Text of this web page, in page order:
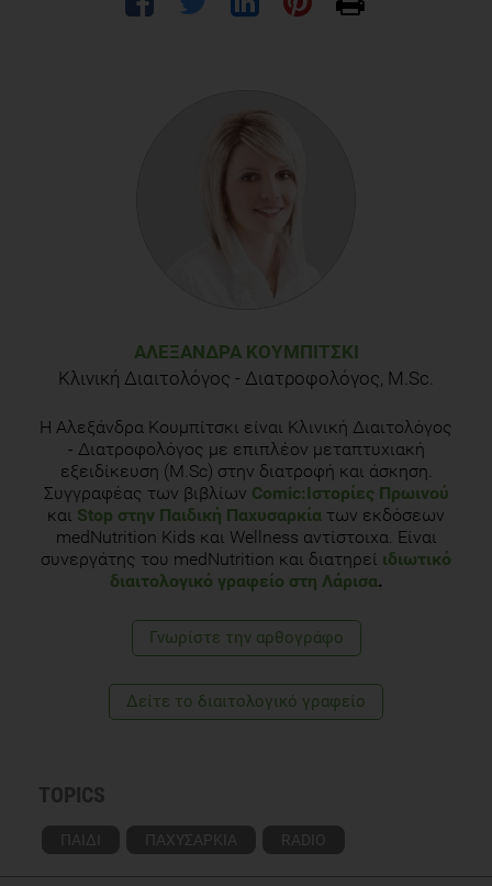
ΑΛΕΞΆΝΔΡΑ ΚΟΥΜΠΊΤΣΚΙ
Κλινική Διαιτολόγος - Διατροφολόγος, M.Sc.
Η Αλεξάνδρα Κουμπίτσκι είναι Κλινική Διαιτολόγος
- Διατροφολόγος με επιπλέον μεταπτυχιακή
εξειδίκευση (M.Sc) στην διατροφή και άσκηση.
Συγγραφέας των βιβλίων Comic:Ιστορίες Πρωινού
και Stop στην Παιδική Παχυσαρκία των εκδόσεων
medNutrition Kids και Wellness αντίστοιχα. Είναι
συνεργάτης του medNutrition και διατηρεί ιδιωτικό
διαιτολογικό γραφείο στη Λάρισα.
Γνωρίστε την αρθογράφο
Δείτε το διαιτολογικό γραφείο
TOPICS
ΠΑΙΔΙ ΠΑΧΥΣΑΡΚΙΑ RADIO